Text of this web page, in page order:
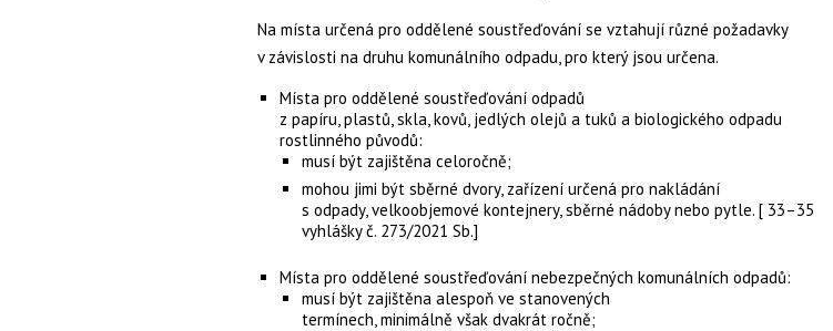
Na místa určená pro oddělené soustřeďování se vztahují různé požadavky
v závislosti na druhu komunálního odpadu, pro který jsou určena.
Místa pro oddělené soustřeďování odpadů
z papíru,plastů,skla,kovů, jedlých olejů a tuků a biologického odpadu
rostlinného původů:
musí být zajištěna celoročně;
mohou jimi být sběrné dvory, zařízení určená pro nakládání
s odpady, velkoobjemové kontejnery, sběrné nádoby nebo pytle. [ 33–35
vyhlášky č. 273/2021 Sb.]
Místa pro oddělené soustřeďování nebezpečných komunálních odpadů:
musí být zajištěna alespoň ve stanovených
termínech, minimálně však dvakrát ročně;